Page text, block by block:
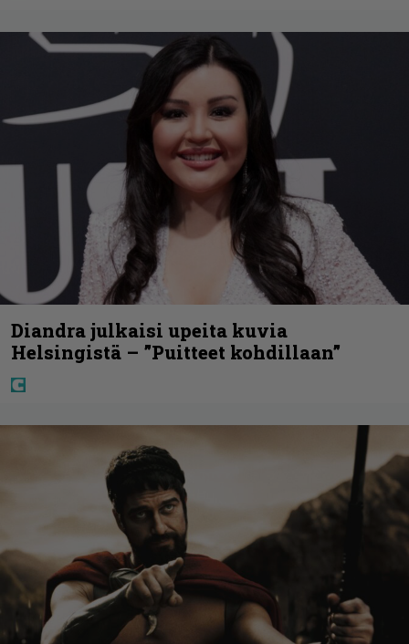
Diandra julkaisi upeita kuvia
Helsingistä – ”Puitteet kohdillaan”